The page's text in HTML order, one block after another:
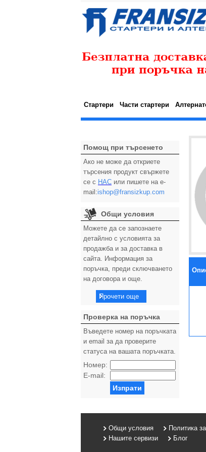
Стартери Части стартери
Помощ при търсенето
Ако не може да откриете
търсения продукт свържете
се с НАС или пишете на e-
mail:ishop@fransizkup.com
Общи условия
Можете да се запознаете
детайлно с условията за
продажба и за доставка в
сайта. Информация за
поръчка, преди сключването
на договора и още.
Прочети още
Проверка на поръчка
Въведете номер на поръчката
и email за да проверите
статуса на вашата поръчката.
Номер:
E-mail:
Изпрати
Общи условия Политика
Нашите сервизи
Блог